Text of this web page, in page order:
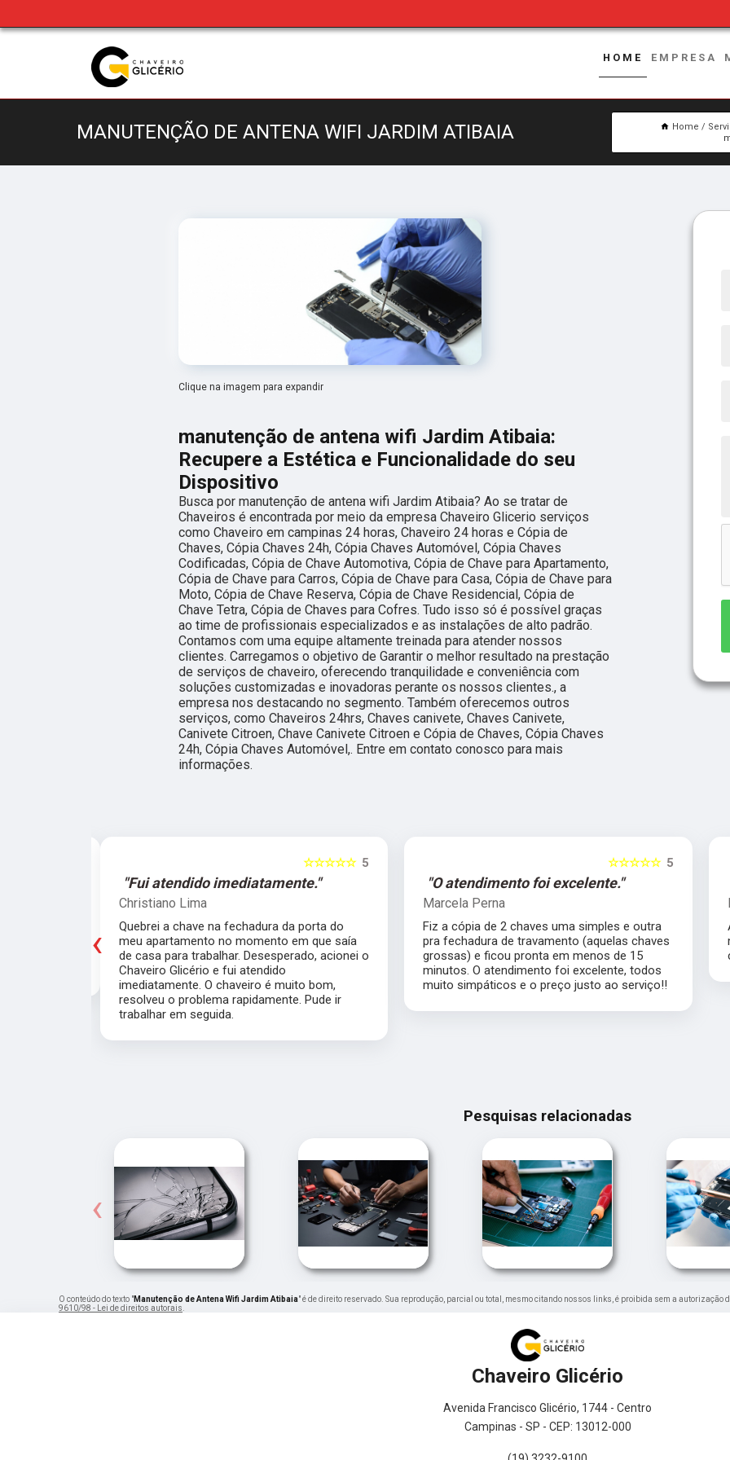
HOME EMPRESA
MANUTENÇÃO DE ANTENA WIFI JARDIM ATIBAIA Home
Clique na imagem para expandir
manutenção de antena wifi Jardim Atibaia:
Recupere a Estética e Funcionalidade do seu
Dispositivo
Busca por manutenção de antena wifi Jardim Atibaia? Ao se tratar de
Chaveiros é encontrada por meio da empresa Chaveiro Glicerio serviços
como Chaveiro em campinas 24 horas, Chaveiro 24 horas e Cópia de
Chaves, Cópia Chaves 24h, Cópia Chaves Automóvel, Cópia Chaves
Codificadas, Cópia de Chave Automotiva, Cópia de Chave para Apartamento,
Cópia de Chave para Carros, Cópia de Chave para Casa, Cópia de Chave para
Moto, Cópia de Chave Reserva, Cópia de Chave Residencial, Cópia de
Chave Tetra, Cópia de Chaves para Cofres. Tudo isso só é possível graças
ao time de profissionais especializados e as instalações de alto padrão.
Contamos com uma equipe altamente treinada para atender nossos
clientes. Carregamos o objetivo de Garantir o melhor resultado na prestação
de serviços de chaveiro, oferecendo tranquilidade e conveniência com
soluções customizadas e inovadoras perante os nossos clientes., a
empresa nos destacando no segmento. Também oferecemos outros
serviços, como Chaveiros 24hrs, Chaves canivete, Chaves Canivete,
Canivete Citroen, Chave Canivete Citroen e Cópia de Chaves, Cópia Chaves
24h, Cópia Chaves Automóvel,. Entre em contato conosco para mais
informações.
5
☆☆☆☆☆
"O atendimento foi excelente."
Marcela Perna
Fiz a cópia de 2 chaves uma simples e outra
pra fechadura de travamento (aquelas chaves
grossas) e ficou pronta em menos de 15
minutos. O atendimento foi excelente, todos
muito simpáticos e o preço justo ao serviço!!
5
☆☆☆☆☆
"Ótimo profissional."
Lea Inhauser
Atendimento impecável, ótimo profissional
merece muito mais que 5 estrelas com
certeza.
‹
‹
9610/98 - Lei de direitos autorais
Chaveiro Glicério
Campinas - SP - CEP: 13012-000